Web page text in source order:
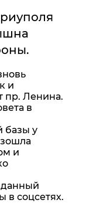
и
пр. Ленина.
в
базы у
и
в соцсетях.